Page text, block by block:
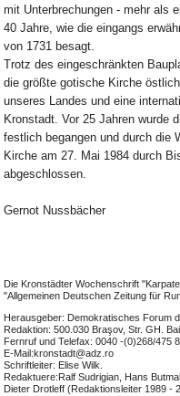
mit Unterbrechungen - mehr als
40 Jahre, wie die eingangs
von 1731 besagt.
Trotz des eingeschränkten
die größte gotische Kirche
unseres Landes und eine
Kronstadt. Vor 25 Jahren wurde
festlich begangen und durch die
Kirche am 27. Mai 1984 durch
abgeschlossen.
Gernot Nussbächer
Die Kronstädter Wochenschrift
"Allgemeinen Deutschen Zeitung für
Herausgeber: Demokratisches Forum
Redaktion: 500.030 Braşov, Str. GH.
Fernruf und Telefax: 0040 -(0)268/475
E-Mail:kronstadt@adz.ro
Schriftleiter: Elise Wilk.
Redaktuere:Ralf Sudrigian, Hans
Dieter Drotleff (Redaktionsleiter 1989 -